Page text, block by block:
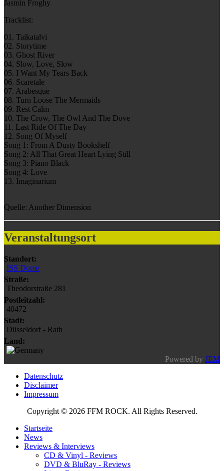
Jasmin Froghy
Tracklist:
01. Taikatalvi
02. Storytime
03. Ghost River
04. Slow, Love, Slow
05. I Want My Tears Back
06. Scaretale
07. Arabesque
08. Turn Loose The Mermaids
09. Rest Calm
10. The Crow, The Owl And The Dove
11. Last Ride Of The Day
12. Song Of Myself
Song 1: From A Dusty Bookshelf
Song 2: All That Great Heart Lying Still
Song 3: Piano Black
Song 4: Love
13. Imaginarium
Quelle: Another Dimension
Veranstaltungsort
Standort:
ISS Dome
Straße:
Theodorstraße 281
Postleitzahl:
40472
Stadt:
Düsseldorf - Rath
Land:
Powered by JEM
Datenschutz
Disclaimer
Impressum
Copyright © 2026 FFM ROCK. All Rights Reserved.
Startseite
News
Reviews & Interviews
CD & Vinyl - Reviews
DVD & BluRay - Reviews